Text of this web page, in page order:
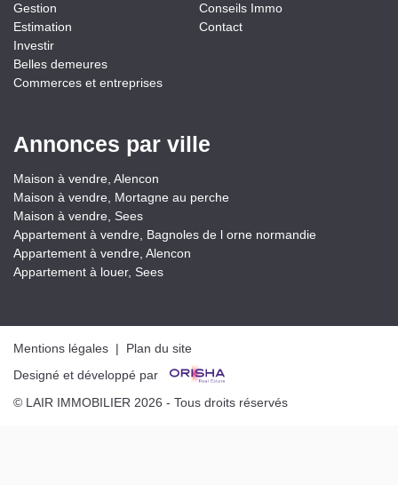
Gestion
Estimation
Investir
Belles demeures
Commerces et entreprises
Conseils Immo
Contact
Annonces par ville
Maison à vendre, Alencon
Maison à vendre, Mortagne au perche
Maison à vendre, Sees
Appartement à vendre, Bagnoles de l orne normandie
Appartement à vendre, Alencon
Appartement à louer, Sees
Mentions légales | Plan du site
Designé et développé par
© LAIR IMMOBILIER 2026 - Tous droits réservés